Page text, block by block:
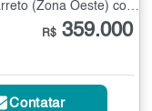
R$ 359.000
Contatar